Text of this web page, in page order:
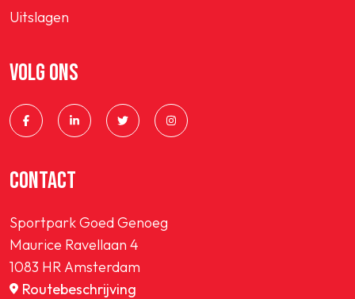
Uitslagen
VOLG ONS
CONTACT
Sportpark Goed Genoeg
Maurice Ravellaan 4
1083 HR Amsterdam
Routebeschrijving